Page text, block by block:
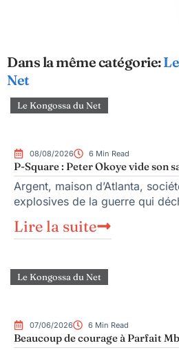
Dans la même catégorie:
Net
Le Kongossa du Net
08/08/2026 6 Min Read
P-Square : Peter Okoye vide son
Argent, maison d’Atlanta,
explosives de la guerre qui
Lire la suite
Le Kongossa du Net
07/06/2026 6 Min Read
Beaucoup de courage à Parfait